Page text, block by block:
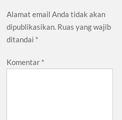
Alamat email Anda tidak akan
dipublikasikan. Ruas yang wajib
ditandai *
Komentar *